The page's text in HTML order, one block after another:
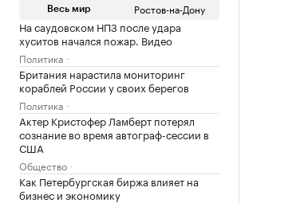
Весь мир Ростов-на-Дону
На саудовском НПЗ после удара
хуситов начался пожар. Видео
Политика
Британия нарастила мониторинг
кораблей России у своих берегов
Политика
Актер Кристофер Ламберт потерял
сознание во время автограф-сессии в
США
Общество
Как Петербургская биржа влияет на
бизнес и экономику